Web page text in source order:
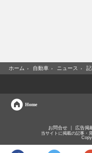
ホーム › 自動車 › ニュース ›
Home
お問合せ 広告掲
当サイトに掲載の記事・